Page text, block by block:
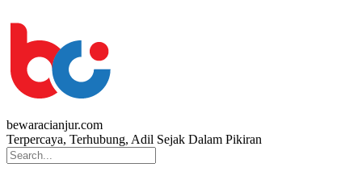
bewaracianjur.com
Terpercaya, Terhubung, Adil Sejak Dalam Pikiran